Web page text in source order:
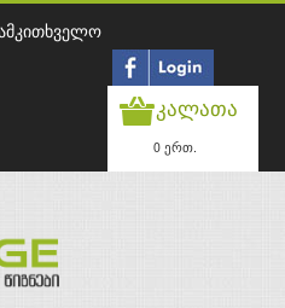
კალათა
0 ერთ.